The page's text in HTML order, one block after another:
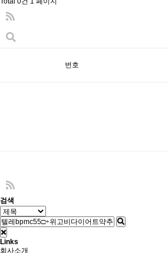
번호
검색
Links
회사소개